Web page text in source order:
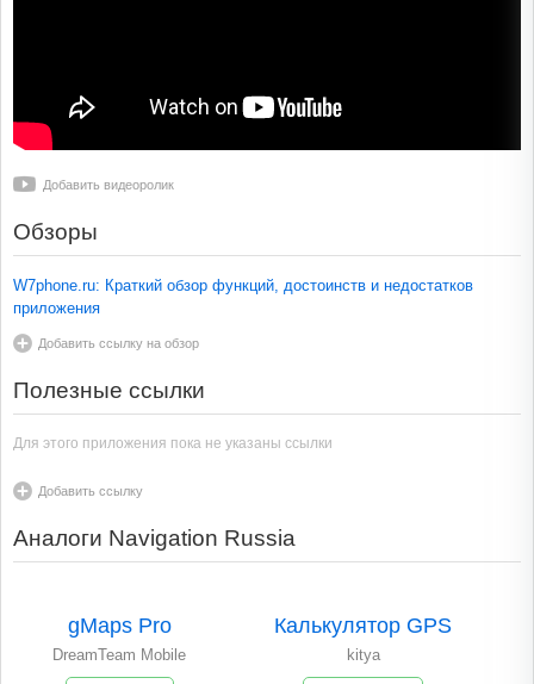
Добавить видеоролик
Обзоры
W7phone.ru: Краткий обзор функций, достоинств и недостатков
приложения
Добавить ссылку на обзор
Полезные ссылки
Для этого приложения пока не указаны ссылки
Добавить ссылку
Аналоги Navigation Russia
gMaps Pro
DreamTeam Mobile
Калькулятор GPS
kitya